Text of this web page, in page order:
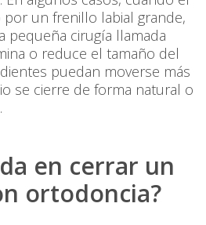
por un frenillo labial grande,
pequeña cirugía llamada
o reduce el tamaño del
puedan moverse más
se cierre de forma natural o
en cerrar un
ortodoncia?